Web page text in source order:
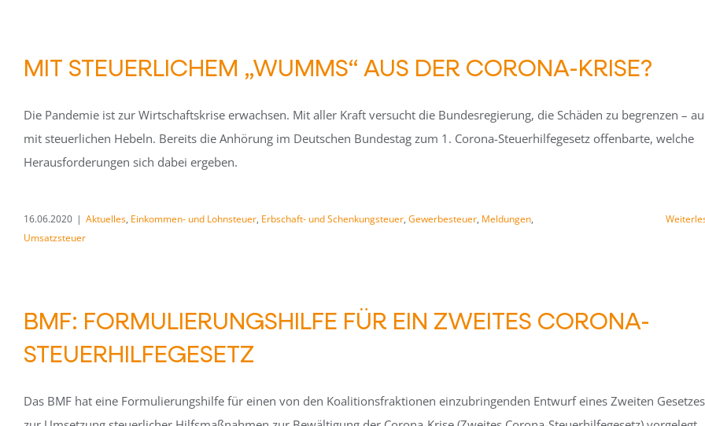
MIT STEUERLICHEM „WUMMS“ AUS DER CORONA-KRISE?
Die Pandemie ist zur Wirtschaftskrise erwachsen. Mit aller Kraft versucht die Bundesregierung, die Schäden zu begrenzen –
mit steuerlichen Hebeln. Bereits die Anhörung im Deutschen Bundestag zum 1. Corona-Steuerhilfegesetz offenbarte, welche
Herausforderungen sich dabei ergeben.
16.06.2020 | Aktuelles, Einkommen- und Lohnsteuer, Erbschaft- und Schenkungsteuer, Gewerbesteuer, Meldungen,
Umsatzsteuer
BMF: FORMULIERUNGSHILFE FÜR EIN ZWEITES CORONA-
STEUERHILFEGESETZ
Das BMF hat eine Formulierungshilfe für einen von den Koalitionsfraktionen einzubringenden Entwurf eines Zweiten Gesetzes